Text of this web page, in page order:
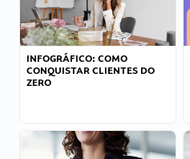
INFOGRÁFICO: COMO
CONQUISTAR CLIENTES DO
ZERO